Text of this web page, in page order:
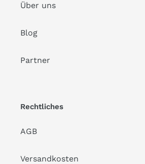
Über uns
Blog
Partner
Rechtliches
AGB
Versandkosten